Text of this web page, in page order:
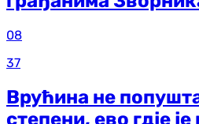
08
37
Врућина не
степени, ево гдје